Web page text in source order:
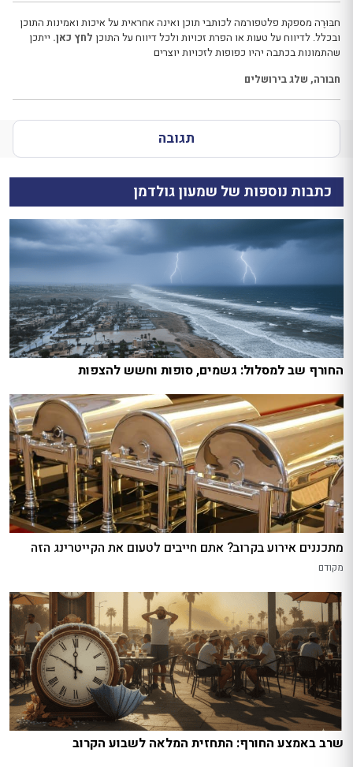
חבּוּרֶה מספקת פלטפורמה לכותבי תוכן ואינה אחראית על איכות ואמינות התוכן
ובכלל. לדיווח על טעות או הפרת זכויות ולכל דיווח על התוכן לחץ כאן. ייתכן
שהתמונות בכתבה יהיו כפופות לזכויות יוצרים
חבורה, שלג בירושלים
תגובה
כתבות נוספות של שמעון גולדמן
החורף שב למסלול: גשמים, סופות וחשש להצפות
מתכננים אירוע בקרוב? אתם חייבים לטעום את הקייטרינג הזה
מקודם
שרב באמצע החורף: התחזית המלאה לשבוע הקרוב